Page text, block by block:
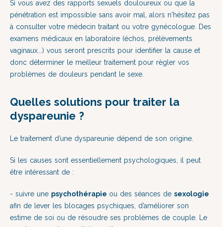
Si vous avez des rapports sexuels douloureux ou que la
pénétration est impossible sans avoir mal, alors n'hésitez pas
à consulter votre médecin traitant ou votre gynécologue. Des
examens médicaux en laboratoire (échos, prélèvements
vaginaux...) vous seront prescrits pour identifier la cause et
donc déterminer le meilleur traitement pour règler vos
problèmes de douleurs pendant le sexe.
Quelles solutions pour traiter la
dyspareunie ?
Le traitement d’une dyspareunie dépend de son origine.
Si les causes sont essentiellement psychologiques, il peut
être intéressant de :
- suivre une psychothérapie ou des séances de sexologie
afin de lever les blocages psychiques, d’améliorer son
estime de soi ou de résoudre ses problèmes de couple. Le